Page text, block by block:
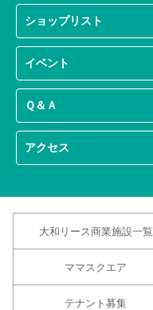
ショップリスト
イベント
Ｑ＆Ａ
アクセス
大和リース商業施設一覧
ママスクエア
テナント募集